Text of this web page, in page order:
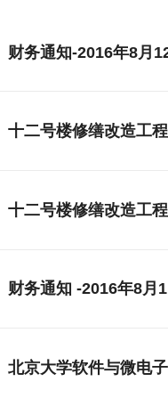
财务通知-2016年8月
十二号楼修缮改造工
十二号楼修缮改造工
财务通知 -2016年8月
北京大学软件与微电